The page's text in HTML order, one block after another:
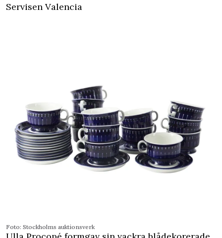
Servisen Valencia
Foto: Stockholms auktionsverk